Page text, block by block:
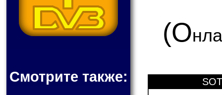
Смотрите также:
(О